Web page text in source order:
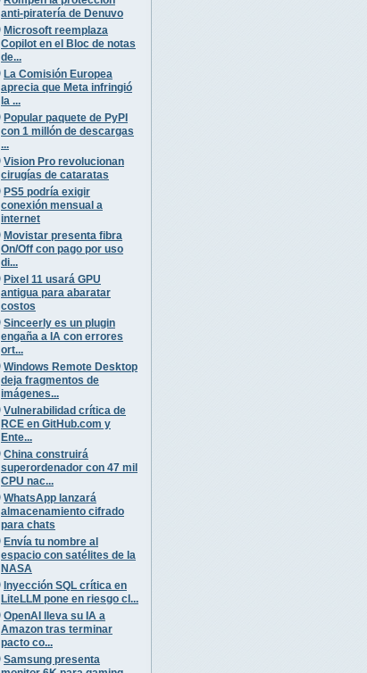
anti-piratería de Denuvo
Microsoft reemplaza
Copilot en el Bloc de notas
de...
La Comisión Europea
aprecia que Meta infringió
la ...
Popular paquete de PyPI
con 1 millón de descargas
...
Vision Pro revolucionan
cirugías de cataratas
PS5 podría exigir
conexión mensual a
internet
Movistar presenta fibra
On/Off con pago por uso
di...
Pixel 11 usará GPU
antigua para abaratar
costos
Sinceerly es un plugin
engaña a IA con errores
ort...
Windows Remote Desktop
deja fragmentos de
imágenes...
Vulnerabilidad crítica de
RCE en GitHub.com y
Ente...
China construirá
superordenador con 47 mil
CPU nac...
WhatsApp lanzará
almacenamiento cifrado
para chats
Envía tu nombre al
espacio con satélites de la
NASA
Inyección SQL crítica en
LiteLLM pone en riesgo cl...
OpenAI lleva su IA a
Amazon tras terminar
pacto co...
Samsung presenta